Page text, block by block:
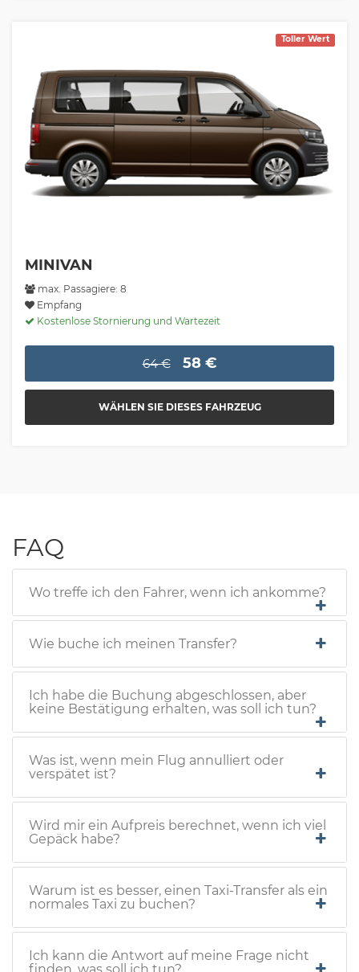
Toller Wert
MINIVAN
max. Passagiere: 8
Empfang
Kostenlose Stornierung und Wartezeit
64 € 58 €
WÄHLEN SIE DIESES FAHRZEUG
FAQ
Wo treffe ich den Fahrer, wenn ich ankomme?
Wie buche ich meinen Transfer?
Ich habe die Buchung abgeschlossen, aber
keine Bestätigung erhalten, was soll ich tun?
Was ist, wenn mein Flug annulliert oder
verspätet ist?
Wird mir ein Aufpreis berechnet, wenn ich viel
Gepäck habe?
Warum ist es besser, einen Taxi-Transfer als ein
normales Taxi zu buchen?
Ich kann die Antwort auf meine Frage nicht
finden, was soll ich tun?